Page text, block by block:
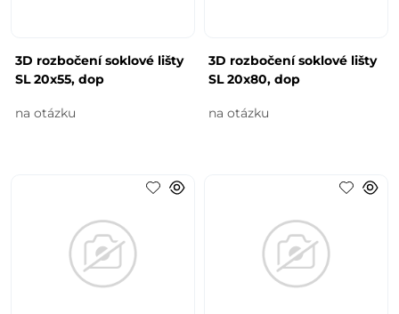
3D rozbočení soklové lišty
SL 20x55, dop
na otázku
3D rozbočení soklové lišty
SL 20x80, dop
na otázku